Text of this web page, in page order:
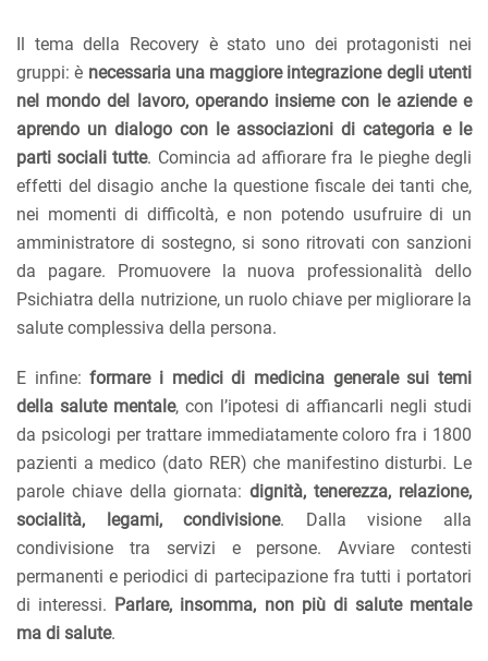
Il tema della Recovery è stato uno dei protagonisti nei
gruppi: è necessaria una maggiore integrazione degli utenti
nel mondo del lavoro, operando insieme con le aziende e
aprendo un dialogo con le associazioni di categoria e le
parti sociali tutte. Comincia ad affiorare fra le pieghe degli
effetti del disagio anche la questione fiscale dei tanti che,
nei momenti di difficoltà, e non potendo usufruire di un
amministratore di sostegno, si sono ritrovati con sanzioni
da pagare. Promuovere la nuova professionalità dello
Psichiatra della nutrizione, un ruolo chiave per migliorare la
salute complessiva della persona.
E infine:formare i medici di medicina generale sui temi
della salute mentale, con l’ipotesi di affiancarli negli studi
da psicologi per trattare immediatamente coloro fra i 1800
pazienti a medico (dato RER) che manifestino disturbi. Le
parole chiave della giornata:dignità, tenerezza, relazione,
socialità, legami, condivisione. Dalla visione alla
condivisione tra servizi e persone. Avviare contesti
permanenti e periodici di partecipazione fra tutti i portatori
di interessi. Parlare, insomma, non più di salute mentale
ma di salute.